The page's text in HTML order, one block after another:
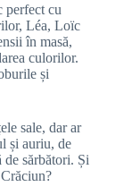
perfect cu
Léa, Loïc
în masă,
culorilor.
și
sale, dar ar
și auriu, de
de sărbători. Și